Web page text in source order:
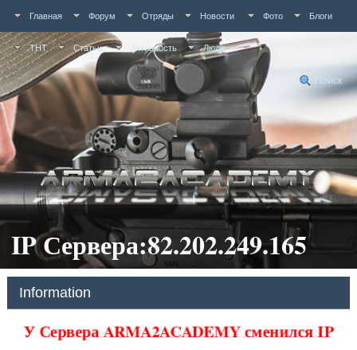
Главная Форум Отряды Новости Фото Блоги
ТНТ Статьи Активность Люди
Поиск
IP Сервера:82.202.249.165
Information
У Сервера ARMA2ACADEMY сменился IP